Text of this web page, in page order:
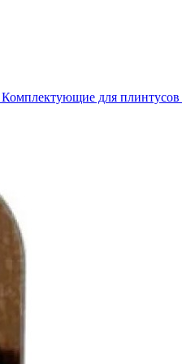
Комплектующие для плинтусов